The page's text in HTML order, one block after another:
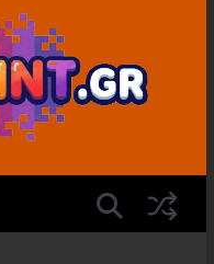
με το Wild Blue
όλη την οικογένεια!
το Crimson Moon